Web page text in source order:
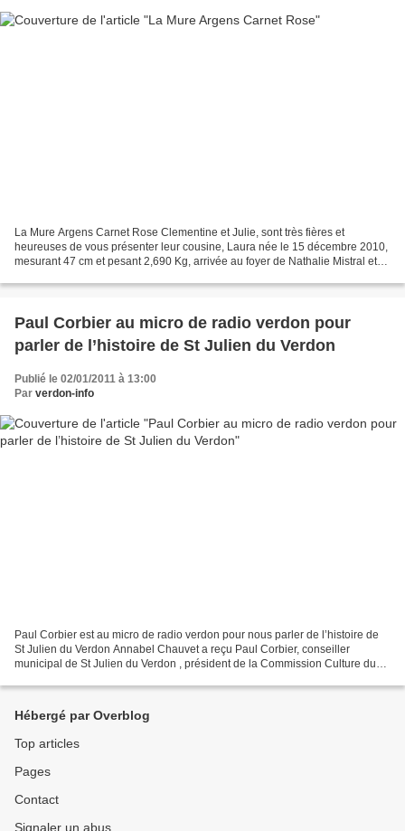
La Mure Argens Carnet Rose Clementine et Julie, sont très fières et
heureuses de vous présenter leur cousine, Laura née le 15 décembre 2010,
mesurant 47 cm et pesant 2,690 Kg, arrivée au foyer de Nathalie Mistral et
Paul Corbier au micro de radio verdon pour
parler de l’histoire de St Julien du Verdon
Publié le 02/01/2011 à 13:00
Par verdon-info
Paul Corbier est au micro de radio verdon pour nous parler de l’histoire de
St Julien du Verdon Annabel Chauvet a reçu Paul Corbier, conseiller
municipal de St Julien du Verdon , président de la Commission Culture du
Hébergé par Overblog
Top articles
Pages
Contact
Signaler un abus